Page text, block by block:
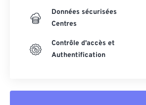
Données sécurisées
Centres
Contrôle d'accès et
Authentification